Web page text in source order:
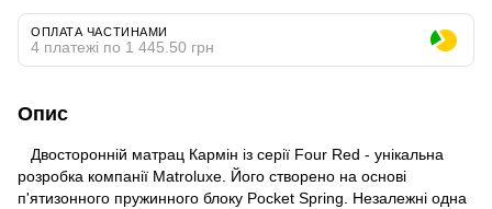
ОПЛАТА ЧАСТИНАМИ
4 платежі по 1 445.50 грн
Опис
Двосторонній матрац Кармін із серії Four Red - унікальна
розробка компанії Matroluxe. Його створено на основі
п'ятизонного пружинного блоку Pocket Spring. Незалежні одна